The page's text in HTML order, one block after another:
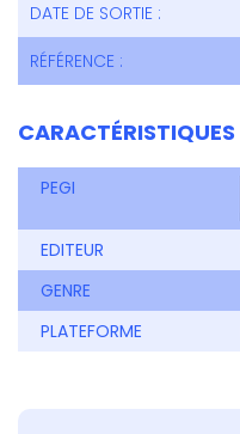
DATE DE SORTIE :
RÉFÉRENCE :
CARACTÉRISTIQUES
PEGI
EDITEUR
GENRE
PLATEFORME